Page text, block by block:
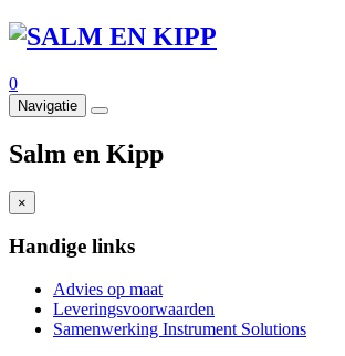
0
Navigatie
Salm en Kipp
×
Handige links
Advies op maat
Leveringsvoorwaarden
Samenwerking Instrument Solutions